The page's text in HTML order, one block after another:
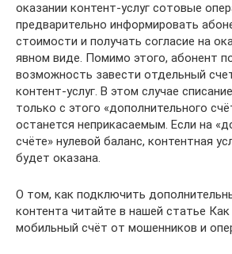
оказании контент-услуг сотовые
предварительно информировать
стоимости и получать согласие на
явном виде. Помимо этого, абонент
возможность завести отдельный
контент-услуг. В этом случае
только с этого «дополнительного
останется неприкасаемым. Если на
счёте» нулевой баланс, контентная
будет оказана.
О том, как подключить
контента читайте в нашей статье
мобильный счёт от мошенников и